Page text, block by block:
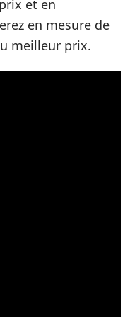
et en
en mesure de
meilleur prix.